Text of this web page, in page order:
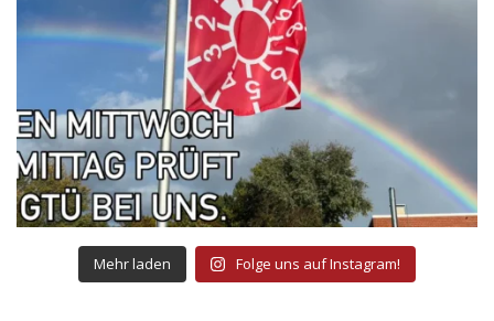
Mehr laden Folge uns auf Instagram!